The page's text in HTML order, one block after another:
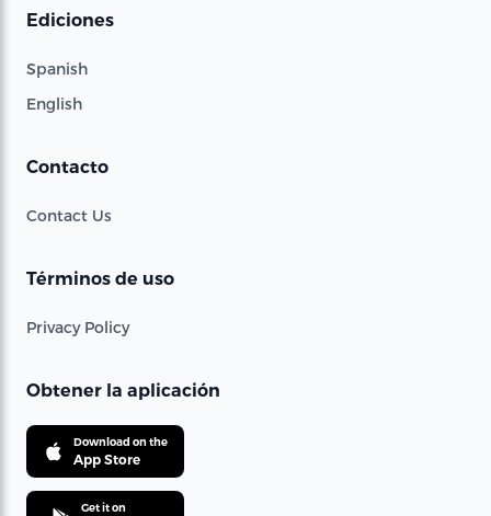
Ediciones
Spanish
English
Contacto
Contact Us
Términos de uso
Privacy Policy
Obtener la aplicación
Download on the
App Store
Get it on